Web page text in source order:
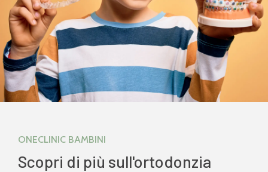
ONECLINIC BAMBINI
Scopri di più sull'ortodonzia